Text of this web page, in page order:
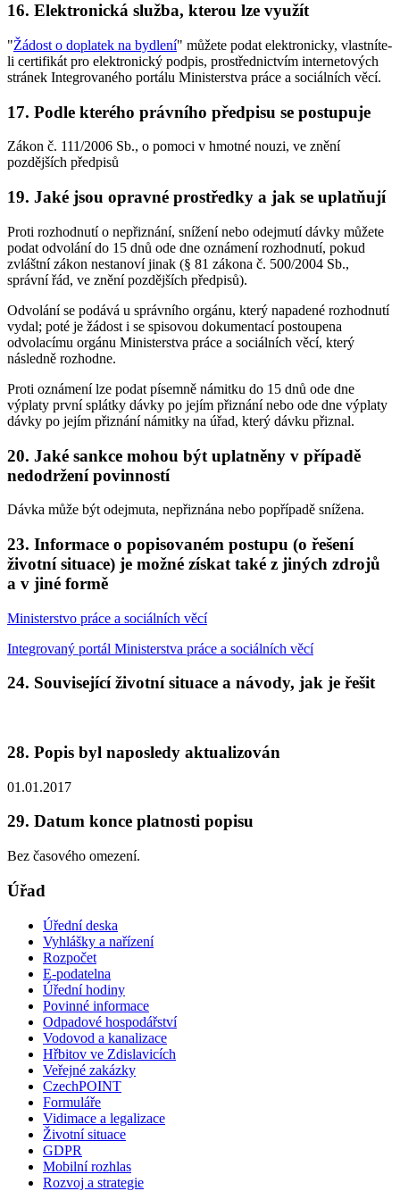
16. Elektronická služba, kterou lze využít
"Žádost o doplatek na bydlení" můžete podat elektronicky, vlastníte-
li certifikát pro elektronický podpis, prostřednictvím internetových
stránek Integrovaného portálu Ministerstva práce a sociálních věcí.
17. Podle kterého právního předpisu se postupuje
Zákon č. 111/2006 Sb., o pomoci v hmotné nouzi, ve znění
pozdějších předpisů
19. Jaké jsou opravné prostředky a jak se uplatňují
Proti rozhodnutí o nepřiznání, snížení nebo odejmutí dávky můžete
podat odvolání do 15 dnů ode dne oznámení rozhodnutí, pokud
zvláštní zákon nestanoví jinak (§ 81 zákona č. 500/2004 Sb.,
správní řád, ve znění pozdějších předpisů).
Odvolání se podává u správního orgánu, který napadené rozhodnutí
vydal; poté je žádost i se spisovou dokumentací postoupena
odvolacímu orgánu Ministerstva práce a sociálních věcí, který
následně rozhodne.
Proti oznámení lze podat písemně námitku do 15 dnů ode dne
výplaty první splátky dávky po jejím přiznání nebo ode dne výplaty
dávky po jejím přiznání námitky na úřad, který dávku přiznal.
20. Jaké sankce mohou být uplatněny v případě
nedodržení povinností
Dávka může být odejmuta, nepřiznána nebo popřípadě snížena.
23. Informace o popisovaném postupu (o řešení
životní situace) je možné získat také z jiných zdrojů
a v jiné formě
Ministerstvo práce a sociálních věcí
Integrovaný portál Ministerstva práce a sociálních věcí
24. Související životní situace a návody, jak je řešit
28. Popis byl naposledy aktualizován
01.01.2017
29. Datum konce platnosti popisu
Bez časového omezení.
Úřad
Úřední deska
Vyhlášky a nařízení
Rozpočet
E-podatelna
Úřední hodiny
Povinné informace
Odpadové hospodářství
Vodovod a kanalizace
Hřbitov ve Zdislavicích
Veřejné zakázky
CzechPOINT
Formuláře
Vidimace a legalizace
Životní situace
GDPR
Mobilní rozhlas
Rozvoj a strategie